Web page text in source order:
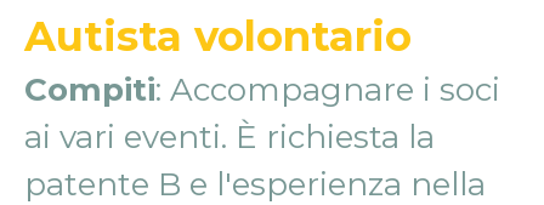
Autista volontario
Compiti: Accompagnare i soci
ai vari eventi. È richiesta la
patente B e l'esperienza nella